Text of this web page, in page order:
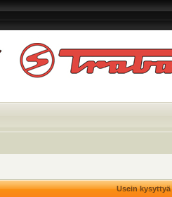
Usein kysyttyä